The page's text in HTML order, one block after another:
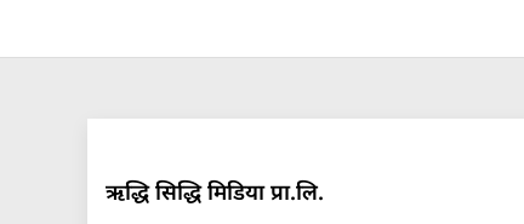
ऋद्धि सिद्धि मिडिया प्रा.लि.